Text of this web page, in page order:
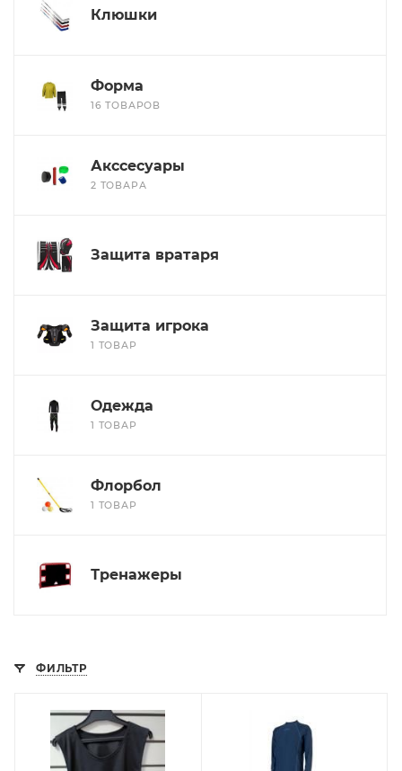
Клюшки
Форма
16 ТОВАРОВ
Акссесуары
2 ТОВАРА
Защита вратаря
Защита игрока
1 ТОВАР
Одежда
1 ТОВАР
Флорбол
1 ТОВАР
Тренажеры
ФИЛЬТР